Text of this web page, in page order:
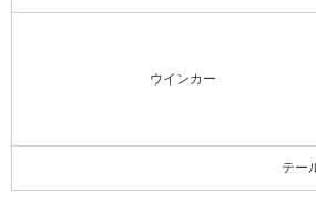
ウインカー
テー